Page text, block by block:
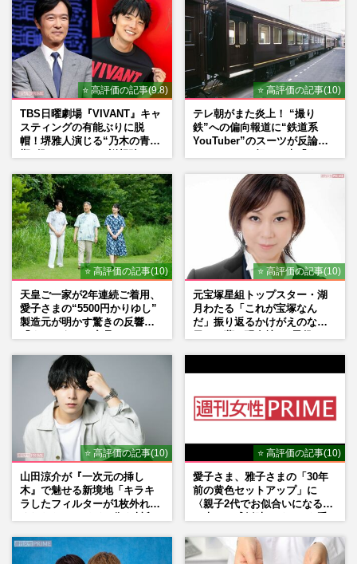
⭐ 高評価の記事(9.8)
TBS日曜劇場『VIVANT』キャ
スティングの有能ぶりに脱
帽！堺雅人演じる“乃木の青年
マン長男・櫻井海音だった
⭐ 高評価の記事(10)
テレ朝がまた炎上！ “撮り
鉄”への偏向報道に“鉄道系
YouTuber”のスーツが反論
⭐ 高評価の記事(10)
天皇ご一家が2年連続ご着用、
愛子さまの“5500円かりゆし”
製造元が明かす驚きの反響
⭐ 高評価の記事(10)
元宝塚星組トップスター・湖
月わたる「これが宝塚なん
だ」振り返るかけがえのない
⭐ 高評価の記事(10)
山田涼介が『一次元の挿し
木』で魅せる新境地「キラキ
ラしたフィルターが1枚外れて
⭐ 高評価の記事(10)
愛子さま、雅子さまの「30年
前の黄色セットアップ」に
〈親子2代でお似合いになる〉